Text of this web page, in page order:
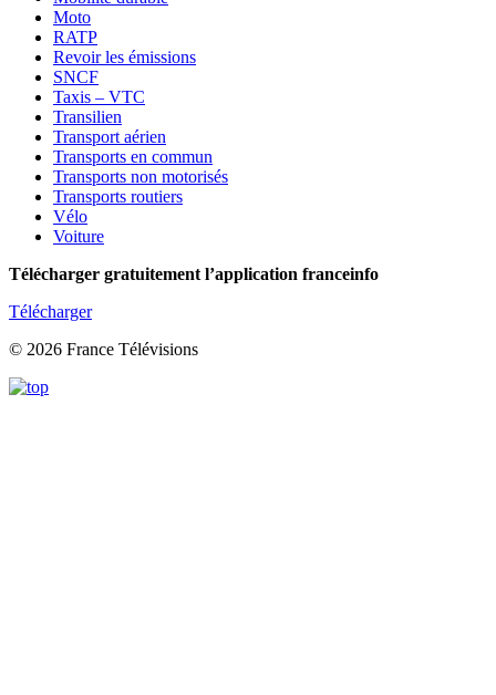
Moto
RATP
Revoir les émissions
SNCF
Taxis – VTC
Transilien
Transport aérien
Transports en commun
Transports non motorisés
Transports routiers
Vélo
Voiture
Télécharger gratuitement l’application franceinfo
Télécharger
© 2026 France Télévisions